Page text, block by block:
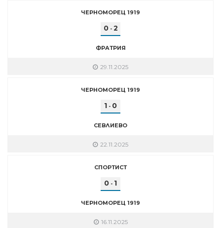
ЧЕРНОМОРЕЦ 1919
0- 2
ФРАТРИЯ
29.11.2025
ЧЕРНОМОРЕЦ 1919
1 - 0
СЕВЛИЕВО
22.11.2025
СПОРТИСТ
0 - 1
ЧЕРНОМОРЕЦ 1919
16.11.2025